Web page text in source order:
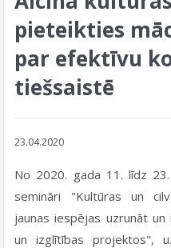
pieteikties
par efektīvu
tiešsaistē
23.04.2020
No 2020. gada 11. līdz
semināri "Kultūras un
jaunas iespējas uzrunāt
un izglītības projektos",